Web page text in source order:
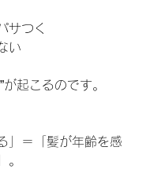
サつく
い
が起こるのです。
」＝「髪が年齢を感
。